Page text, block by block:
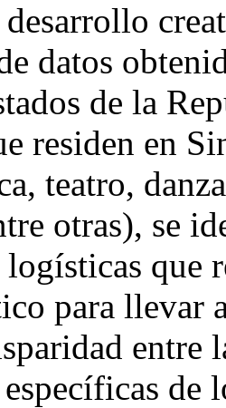
datos
de la
residen en
teatro,
otras), se
que
para llevar
entre
específicas